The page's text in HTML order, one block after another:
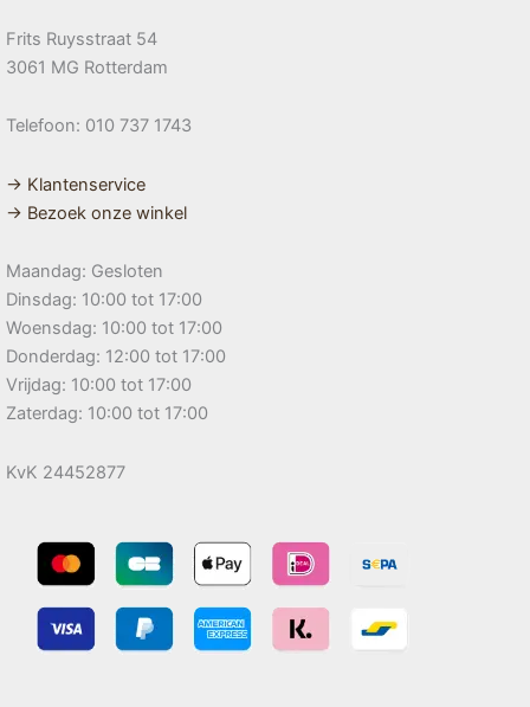
Frits Ruysstraat 54
3061 MG Rotterdam
Telefoon: 010 737 1743
→ Klantenservice
→ Bezoek onze winkel
Maandag: Gesloten
Dinsdag: 10:00 tot 17:00
Woensdag: 10:00 tot 17:00
Donderdag: 12:00 tot 17:00
Vrijdag: 10:00 tot 17:00
Zaterdag: 10:00 tot 17:00
KvK 24452877